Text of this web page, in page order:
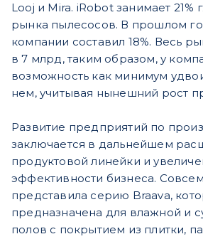
Looj и Mira. iRobot занимает 21%
рынка пылесосов. В прошлом
компании составил 18%. Весь
в 7 млрд, таким образом, у
возможность как минимум
нем, учитывая нынешний рост
Развитие предприятий по
заключается в дальнейшем
продуктовой линейки и
эффективности бизнеса.
представила серию Braava,
предназначена для влажной и
полов с покрытием из плитки,